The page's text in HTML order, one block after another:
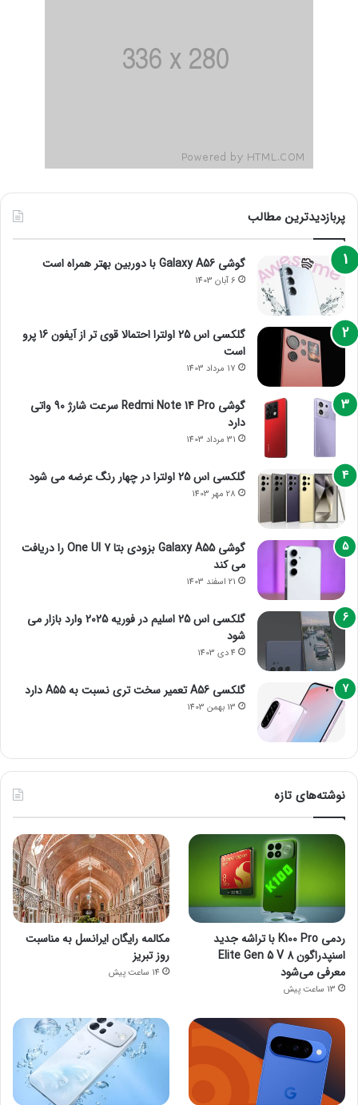
پربازدیدترین مطالب
گوشی Galaxy A56 با دوربین بهتر همراه است
6 آبان 1403
گلکسی اس 25 اولترا احتمالا قوی تر از آیفون 16 پرو
است
17 مرداد 1403
گوشی Redmi Note 14 Pro سرعت شارژ 90 واتی
دارد
31 مرداد 1403
گلکسی اس 25 اولترا در چهار رنگ عرضه می شود
28 مهر 1403
گوشی Galaxy A55 بزودی بتا One UI 7 را دریافت
می کند
21 اسفند 1403
گلکسی اس 25 اسلیم در فوریه 2025 وارد بازار می
شود
4 دی 1403
گلکسی A56 تعمیر سخت تری نسبت به A55 دارد
13 بهمن 1403
نوشته‌های تازه
ردمی K100 Pro با تراشه جدید
اسنپدراگون 8 Elite Gen 5 V
معرفی می‌شود
13 ساعت پیش
مکالمه رایگان ایرانسل به مناسبت
روز تبریز
14 ساعت پیش